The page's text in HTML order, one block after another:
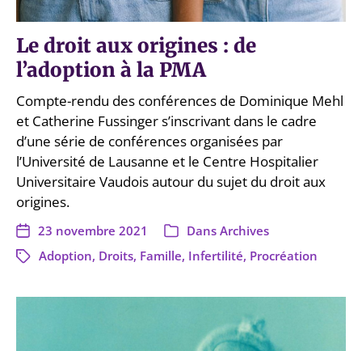
Le droit aux origines : de
l’adoption à la PMA
Compte-rendu des conférences de Dominique Mehl
et Catherine Fussinger s’inscrivant dans le cadre
d’une série de conférences organisées par
l’Université de Lausanne et le Centre Hospitalier
Universitaire Vaudois autour du sujet du droit aux
origines.
23 novembre 2021 Dans Archives
Adoption, Droits, Famille, Infertilité, Procréation